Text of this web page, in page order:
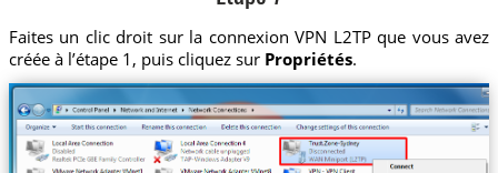
Faites un clic droit sur la connexion VPN L2TP que vous avez
créée à l’étape 1, puis cliquez sur Propriétés.